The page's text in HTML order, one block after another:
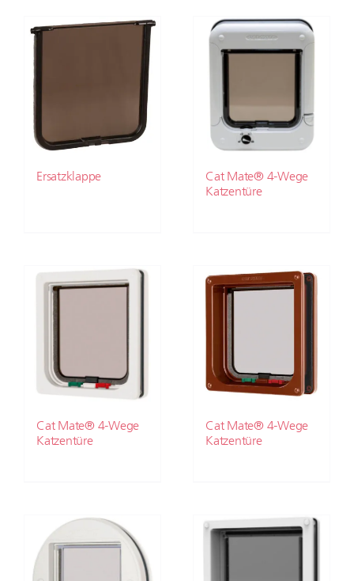
Ersatzklappe
Cat Mate® 4-Wege
Katzentüre
Cat Mate® 4-Wege
Katzentüre
Cat Mate® 4-Wege
Katzentüre